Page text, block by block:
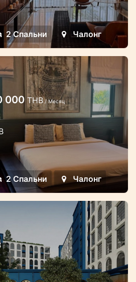
2 Спальни Чалонг
90 кв.м.
Lake View в
вилл и
в Чалонге
000 THB/ Месяц
2 Спальни Чалонг
люкс апартаментов
Банг Тао
роскошный